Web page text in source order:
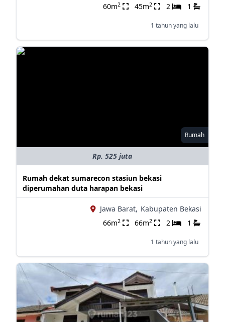
60m2 45m2 2 1
1 tahun yang lalu
Rumah
Rp. 525 juta
Rumah dekat sumarecon stasiun bekasi
diperumahan duta harapan bekasi
Jawa Barat, Kabupaten Bekasi
66m2 66m2 2 1
1 tahun yang lalu